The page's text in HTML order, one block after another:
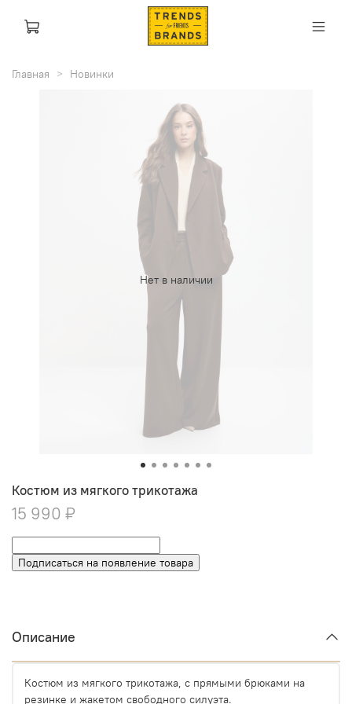
Главная Новинки
Нет в наличии
Костюм из мягкого трикотажа
15 990 ₽
Подписаться на появление товара
Описание
Костюм из мягкого трикотажа, с прямыми брюками на
резинке и жакетом свободного силуэта.